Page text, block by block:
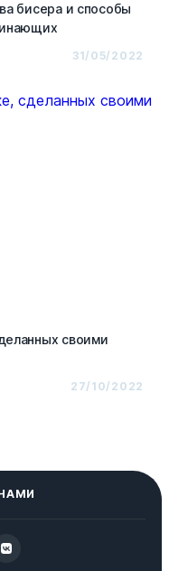
бисера и способы
31/05/2022
своими
27/10/2022